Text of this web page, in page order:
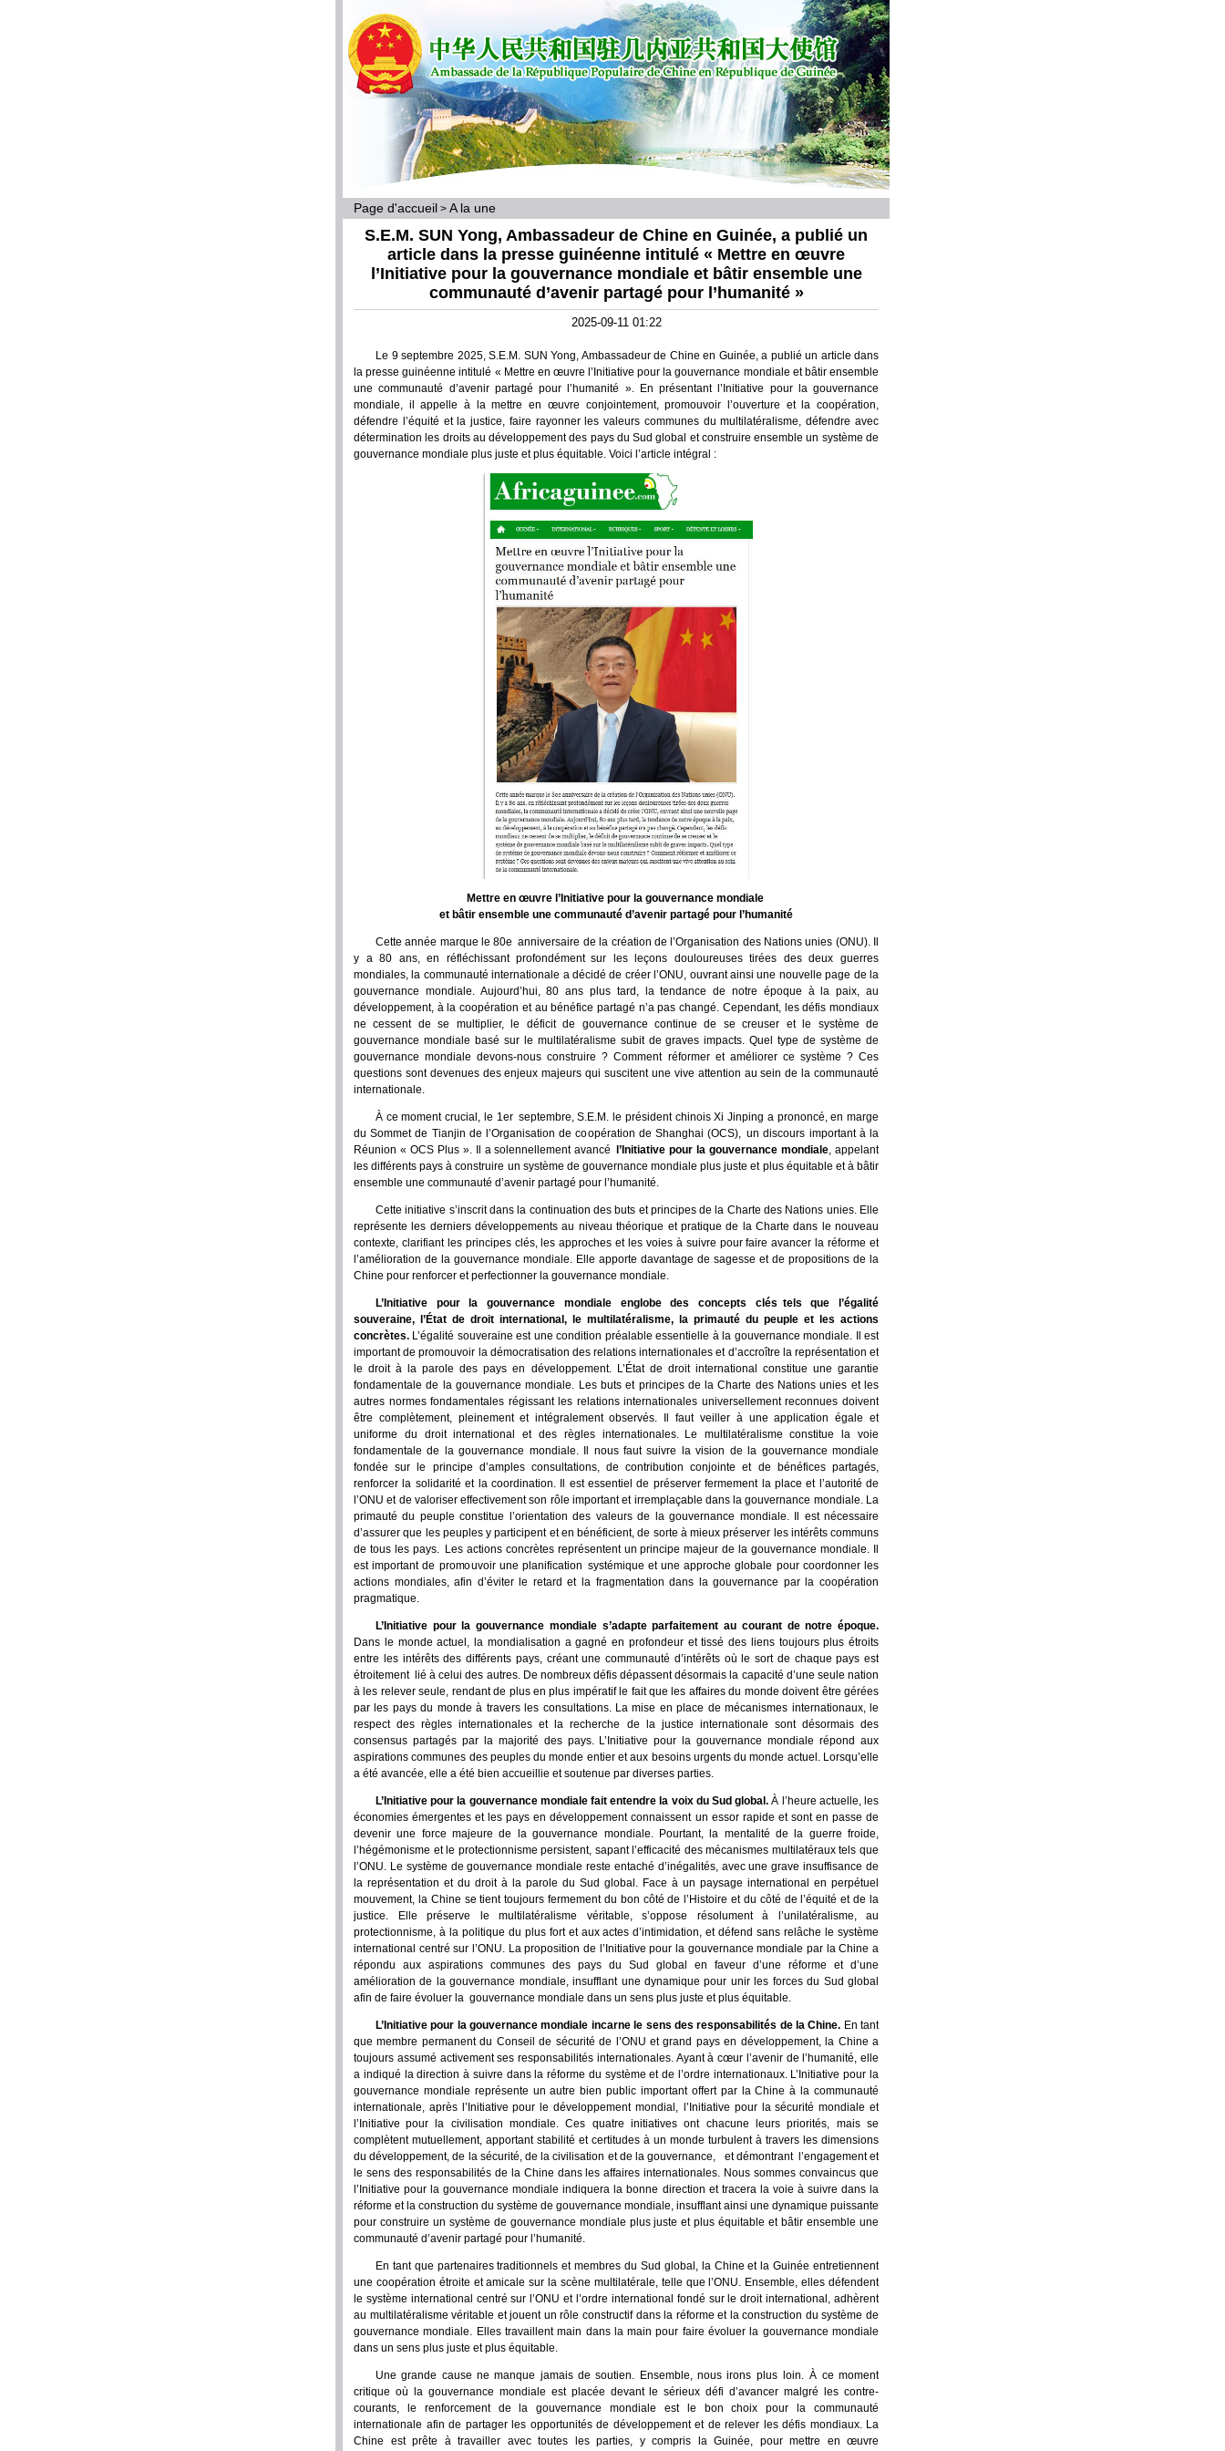
Page d'accueil > A la une
S.E.M. SUN Yong, Ambassadeur de Chine en Guinée, a publié un
article dans la presse guinéenne intitulé « Mettre en œuvre
l’Initiative pour la gouvernance mondiale et bâtir ensemble une
communauté d’avenir partagé pour l’humanité »
2025-09-11 01:22
Le 9 septembre 2025, S.E.M. SUN Yong, Ambassadeur de Chine en Guinée, a publié un article dans
la presse guinéenne intitulé « Mettre en œuvre l’Initiative pour la gouvernance mondiale et bâtir ensemble
une communauté d’avenir partagé pour l’humanité ». En présentant l’Initiative pour la gouvernance
mondiale, il appelle à la mettre en œuvre conjointement, promouvoir l’ouverture et la coopération,
défendre l’équité et la justice, faire rayonner les valeurs communes du multilatéralisme, défendre avec
détermination les droits au développement des pays du Sud global et construire ensemble un système de
gouvernance mondiale plus juste et plus équitable. Voici l’article intégral :
Mettre en œuvre l’Initiative pour la gouvernance mondiale
et bâtir ensemble une communauté d’avenir partagé pour l’humanité
Cette année marque le 80e anniversaire de la création de l’Organisation des Nations unies (ONU). Il
y a 80 ans, en réfléchissant profondément sur les leçons douloureuses tirées des deux guerres
mondiales, la communauté internationale a décidé de créer l’ONU, ouvrant ainsi une nouvelle page de la
gouvernance mondiale. Aujourd’hui, 80 ans plus tard, la tendance de notre époque à la paix, au
développement, à la coopération et au bénéfice partagé n’a pas changé. Cependant, les défis mondiaux
ne cessent de se multiplier, le déficit de gouvernance continue de se creuser et le système de
gouvernance mondiale basé sur le multilatéralisme subit de graves impacts. Quel type de système de
gouvernance mondiale devons-nous construire ? Comment réformer et améliorer ce système ? Ces
questions sont devenues des enjeux majeurs qui suscitent une vive attention au sein de la communauté
internationale.
À ce moment crucial, le 1er septembre, S.E.M. le président chinois Xi Jinping a prononcé, en marge
du Sommet de Tianjin de l’Organisation de coopération de Shanghai (OCS), un discours important à la
Réunion « OCS Plus ». Il a solennellement avancé
l’Initiative pour la gouvernance mondiale, appelant
les différents pays à construire un système de gouvernance mondiale plus juste et plus équitable et à bâtir
ensemble une communauté d’avenir partagé pour l’humanité.
Cette initiative s’inscrit dans la continuation des buts et principes de la Charte des Nations unies. Elle
représente les derniers développements au niveau théorique et pratique de la Charte dans le nouveau
contexte, clarifiant les principes clés, les approches et les voies à suivre pour faire avancer la réforme et
l’amélioration de la gouvernance mondiale. Elle apporte davantage de sagesse et de propositions de la
Chine pour renforcer et perfectionner la gouvernance mondiale.
L’Initiative pour la gouvernance mondiale englobe des concepts clés tels que l’égalité
souveraine, l’État de droit international, le multilatéralisme, la primauté du peuple et les actions
concrètes. L’égalité souveraine est une condition préalable essentielle à la gouvernance mondiale. Il est
important de promouvoir la démocratisation des relations internationales et d’accroître la représentation et
le droit à la parole des pays en développement. L’État de droit international constitue une garantie
fondamentale de la gouvernance mondiale. Les buts et principes de la Charte des Nations unies et les
autres normes fondamentales régissant les relations internationales universellement reconnues doivent
être complètement, pleinement et intégralement observés. Il faut veiller à une application égale et
uniforme du droit international et des règles internationales. Le multilatéralisme constitue la voie
fondamentale de la gouvernance mondiale. Il nous faut suivre la vision de la gouvernance mondiale
fondée sur le principe d’amples consultations, de contribution conjointe et de bénéfices partagés,
renforcer la solidarité et la coordination. Il est essentiel de préserver fermement la place et l’autorité de
l’ONU et de valoriser effectivement son rôle important et irremplaçable dans la gouvernance mondiale. La
primauté du peuple constitue l’orientation des valeurs de la gouvernance mondiale. Il est nécessaire
d’assurer que les peuples y participent et en bénéficient, de sorte à mieux préserver les intérêts communs
de tous les pays. Les actions concrètes représentent un principe majeur de la gouvernance mondiale. Il
est important de promouvoir une planification systémique et une approche globale pour coordonner les
actions mondiales, afin d’éviter le retard et la fragmentation dans la gouvernance par la coopération
pragmatique.
L’Initiative pour la gouvernance mondiale s’adapte parfaitement au courant de notre époque.
Dans le monde actuel, la mondialisation a gagné en profondeur et tissé des liens toujours plus étroits
entre les intérêts des différents pays, créant une communauté d’intérêts où le sort de chaque pays est
étroitement lié à celui des autres. De nombreux défis dépassent désormais la capacité d’une seule nation
à les relever seule, rendant de plus en plus impératif le fait que les affaires du monde doivent être gérées
par les pays du monde à travers les consultations. La mise en place de mécanismes internationaux, le
respect des règles internationales et la recherche de la justice internationale sont désormais des
consensus partagés par la majorité des pays. L’Initiative pour la gouvernance mondiale répond aux
aspirations communes des peuples du monde entier et aux besoins urgents du monde actuel. Lorsqu’elle
a été avancée, elle a été bien accueillie et soutenue par diverses parties.
L’Initiative pour la gouvernance mondiale fait entendre la voix du Sud global. À l’heure actuelle, les
économies émergentes et les pays en développement connaissent un essor rapide et sont en passe de
devenir une force majeure de la gouvernance mondiale. Pourtant, la mentalité de la guerre froide,
l’hégémonisme et le protectionnisme persistent, sapant l’efficacité des mécanismes multilatéraux tels que
l’ONU. Le système de gouvernance mondiale reste entaché d’inégalités, avec une grave insuffisance de
la représentation et du droit à la parole du Sud global. Face à un paysage international en perpétuel
mouvement, la Chine se tient toujours fermement du bon côté de l’Histoire et du côté de l’équité et de la
justice. Elle préserve le multilatéralisme véritable, s’oppose résolument à l’unilatéralisme, au
protectionnisme, à la politique du plus fort et aux actes d’intimidation, et défend sans relâche le système
international centré sur l’ONU. La proposition de l’Initiative pour la gouvernance mondiale par la Chine a
répondu aux aspirations communes des pays du Sud global en faveur d’une réforme et d’une
amélioration de la gouvernance mondiale, insufflant une dynamique pour unir les forces du Sud global
afin de faire évoluer la gouvernance mondiale dans un sens plus juste et plus équitable.
L’Initiative pour la gouvernance mondiale incarne le sens des responsabilités de la Chine. En tant
que membre permanent du Conseil de sécurité de l’ONU et grand pays en développement, la Chine a
toujours assumé activement ses responsabilités internationales. Ayant à cœur l’avenir de l’humanité, elle
a indiqué la direction à suivre dans la réforme du système et de l’ordre internationaux. L’Initiative pour la
gouvernance mondiale représente un autre bien public important offert par la Chine à la communauté
internationale, après l’Initiative pour le développement mondial, l’Initiative pour la sécurité mondiale et
l’Initiative pour la civilisation mondiale. Ces quatre initiatives ont chacune leurs priorités, mais se
complètent mutuellement, apportant stabilité et certitudes à un monde turbulent à travers les dimensions
du développement, de la sécurité, de la civilisation et de la gouvernance, et démontrant l’engagement et
le sens des responsabilités de la Chine dans les affaires internationales. Nous sommes convaincus que
l’Initiative pour la gouvernance mondiale indiquera la bonne direction et tracera la voie à suivre dans la
réforme et la construction du système de gouvernance mondiale, insufflant ainsi une dynamique puissante
pour construire un système de gouvernance mondiale plus juste et plus équitable et bâtir ensemble une
communauté d’avenir partagé pour l’humanité.
En tant que partenaires traditionnels et membres du Sud global, la Chine et la Guinée entretiennent
une coopération étroite et amicale sur la scène multilatérale, telle que l’ONU. Ensemble, elles défendent
le système international centré sur l’ONU et l’ordre international fondé sur le droit international, adhèrent
au multilatéralisme véritable et jouent un rôle constructif dans la réforme et la construction du système de
gouvernance mondiale. Elles travaillent main dans la main pour faire évoluer la gouvernance mondiale
dans un sens plus juste et plus équitable.
Une grande cause ne manque jamais de soutien. Ensemble, nous irons plus loin. À ce moment
critique où la gouvernance mondiale est placée devant le sérieux défi d’avancer malgré les contre-
courants, le renforcement de la gouvernance mondiale est le bon choix pour la communauté
internationale afin de partager les opportunités de développement et de relever les défis mondiaux. La
Chine est prête à travailler avec toutes les parties, y compris la Guinée, pour mettre en œuvre